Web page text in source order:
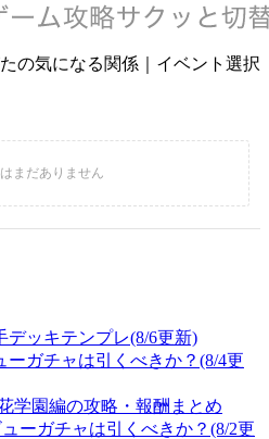
の気になる関係｜イベント選択
デッキテンプレ(8/6更新)
ーガチャは引くべきか？(8/4更
学園編の攻略・報酬まとめ
ーガチャは引くべきか？(8/2更